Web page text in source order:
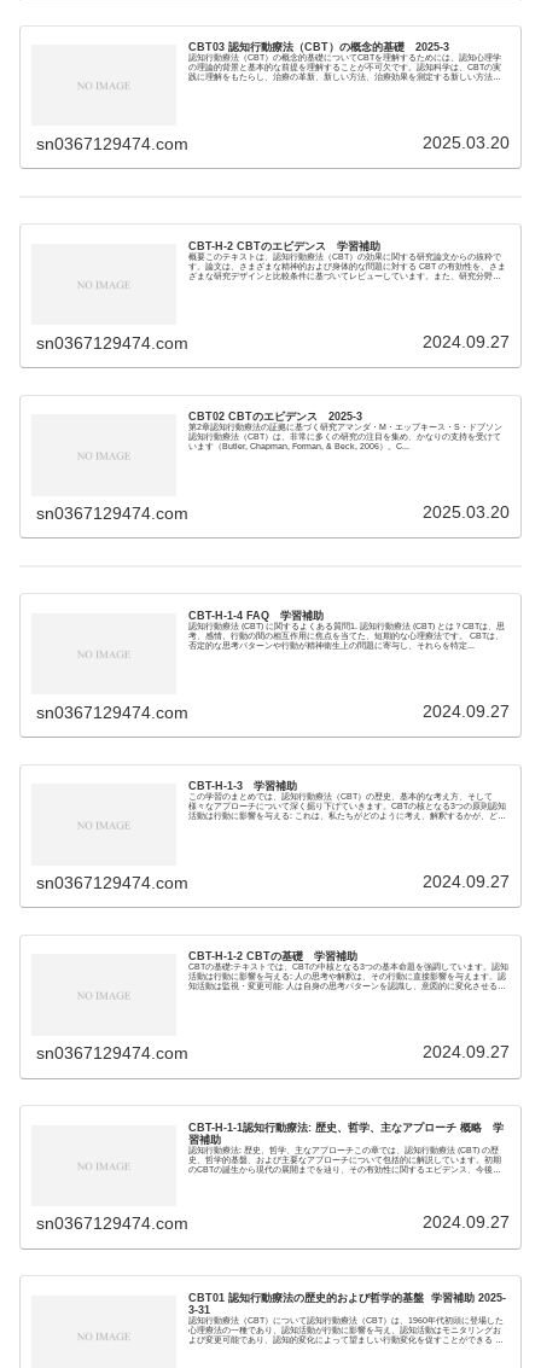
CBT03 認知行動療法（CBT）の概念的基礎 2025-3
認知行動療法（CBT）の概念的基礎についてCBTを理解するためには、認知心理学
の理論的背景と基本的な前提を理解することが不可欠です。認知科学は、CBTの実
践に理解をもたらし、治療の革新、新しい方法、治療効果を測定する新しい方法を
sn0367129474.com 2025.03.20
CBT-H-2 CBTのエビデンス 学習補助
概要このテキストは、認知行動療法（CBT）の効果に関する研究論文からの抜粋で
す。論文は、さまざまな精神的および身体的な問題に対する CBT の有効性を、さま
ざまな研究デザインと比較条件に基づいてレビューしています。また、研究分野に
sn0367129474.com 2024.09.27
CBT02 CBTのエビデンス 2025-3
第2章認知行動療法の証拠に基づく研究アマンダ・M・エップキース・S・ドブソン
認知行動療法（CBT）は、非常に多くの研究の注目を集め、かなりの支持を受けて
います（Butler, Chapman, Forman, & Beck, 2006）。C...
sn0367129474.com 2025.03.20
CBT-H-1-4 FAQ 学習補助
認知行動療法 (CBT) に関するよくある質問1. 認知行動療法 (CBT) とは？CBTは、思
考、感情、行動の間の相互作用に焦点を当てた、短期的な心理療法です。 CBTは、
否定的な思考パターンや行動が精神衛生上の問題に寄与し、それらを特定...
sn0367129474.com 2024.09.27
CBT-H-1-3 学習補助
この学習のまとめでは、認知行動療法（CBT）の歴史、基本的な考え方、そして
様々なアプローチについて深く掘り下げていきます。CBTの核となる3つの原則認知
活動は行動に影響を与える: これは、私たちがどのように考え、解釈するかが、どの
sn0367129474.com 2024.09.27
CBT-H-1-2 CBTの基礎 学習補助
CBTの基礎:テキストでは、CBTの中核となる3つの基本命題を強調しています。認知
活動は行動に影響を与える: 人の思考や解釈は、その行動に直接影響を与えます。認
知活動は監視・変更可能: 人は自身の思考パターンを認識し、意図的に変化させるこ
sn0367129474.com 2024.09.27
CBT-H-1-1認知行動療法: 歴史、哲学、主なアプローチ 概略 学
習補助
認知行動療法: 歴史、哲学、主なアプローチこの章では、認知行動療法 (CBT) の歴
史、哲学的基盤、および主要なアプローチについて包括的に解説しています。初期
のCBTの誕生から現代の展開までを辿り、その有効性に関するエビデンス、今後の
sn0367129474.com 2024.09.27
CBT01 認知行動療法の歴史的および哲学的基盤 学習補助 2025-
3-31
認知行動療法（CBT）について認知行動療法（CBT）は、1960年代初頭に登場した
心理療法の一種であり、認知活動が行動に影響を与え、認知活動はモニタリングお
よび変更可能であり、認知的変化によって望ましい行動変化を促すことができる と